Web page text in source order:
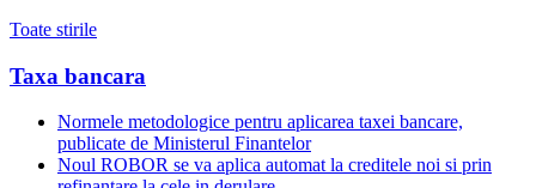
Toate stirile
Taxa bancara
Normele metodologice pentru aplicarea taxei bancare,
publicate de Ministerul Finantelor
Noul ROBOR se va aplica automat la creditele noi si prin